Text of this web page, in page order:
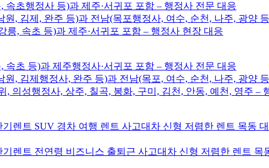
초행정사 등)과 제주·서귀포 포함 – 행정사 전문 대응
, 김제, 완주 등)과 전남(목포행정사, 여수, 순천, 나주, 광양
릉, 속초 등)과 제주·서귀포 포함 – 행정사 현장 대응
초 등)과 제주행정사·서귀포 포함 – 행정사 전문 대응
, 김제행정사, 완주 등)과 전남(목포, 여수, 순천, 나주, 광양
, 의성행정사, 상주, 칠곡, 봉화, 구미, 김천, 안동, 예천, 영주 –
렌트 SUV 경차 여행 렌트 사고대차 신형 저렴한 렌트 목동
렌트 전연령 비즈니스 출퇴근 사고대차 신형 저렴한 렌트